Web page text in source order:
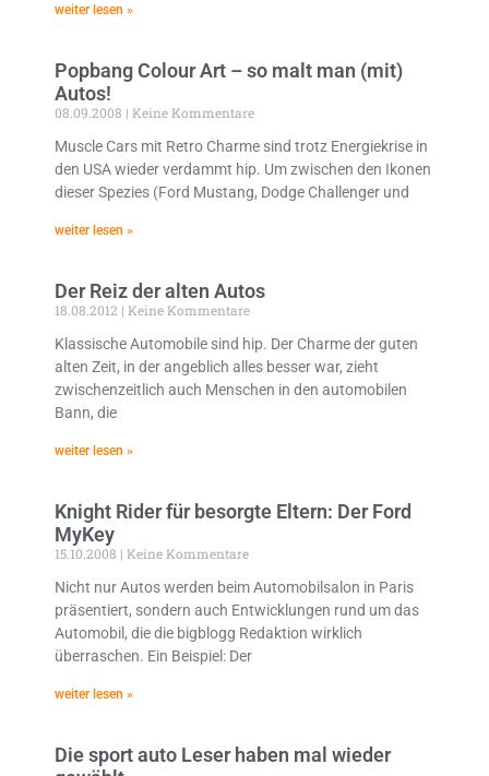
weiter lesen »
Popbang Colour Art – so malt man (mit)
Autos!
08.09.2008
Keine Kommentare
Muscle Cars mit Retro Charme sind trotz Energiekrise in
den USA wieder verdammt hip. Um zwischen den Ikonen
dieser Spezies (Ford Mustang, Dodge Challenger und
weiter lesen »
Der Reiz der alten Autos
18.08.2012
Keine Kommentare
Klassische Automobile sind hip. Der Charme der guten
alten Zeit, in der angeblich alles besser war, zieht
zwischenzeitlich auch Menschen in den automobilen
Bann, die
weiter lesen »
Knight Rider für besorgte Eltern: Der Ford
MyKey
15.10.2008
Keine Kommentare
Nicht nur Autos werden beim Automobilsalon in Paris
präsentiert, sondern auch Entwicklungen rund um das
Automobil, die die bigblogg Redaktion wirklich
überraschen. Ein Beispiel: Der
weiter lesen »
Die sport auto Leser haben mal wieder